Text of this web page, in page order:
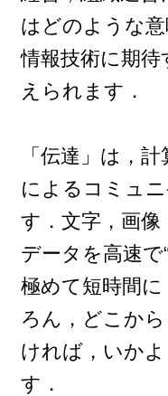
はどのような
情報技術に期
えられます．
「伝達」は，
によるコミュ
す．文字，画
データを高速
極めて短時間
ろん，どこか
ければ，いか
す．